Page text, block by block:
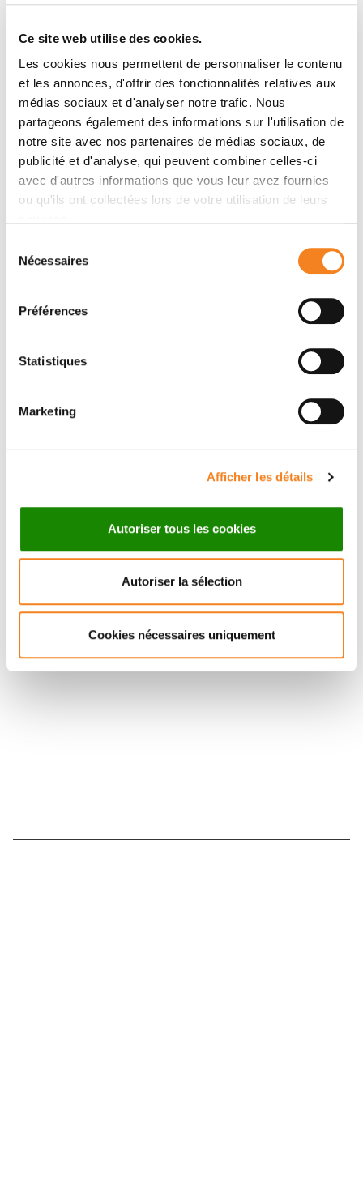
Ce site web utilise des cookies.
Les cookies nous permettent de personnaliser le contenu
et les annonces, d'offrir des fonctionnalités relatives aux
médias sociaux et d'analyser notre trafic. Nous
partageons également des informations sur l'utilisation de
notre site avec nos partenaires de médias sociaux, de
publicité et d'analyse, qui peuvent combiner celles-ci
avec d'autres informations que vous leur avez fournies
ou qu'ils ont collectées lors de votre utilisation de leurs
Nécessaires
Préférences
Statistiques
Marketing
Afficher les détails
Autoriser tous les cookies
Autoriser la sélection
Cookies nécessaires uniquement
Membres
INES ANNA
DRINNENBERG
CNRS
Suivez l'Institut Curie
Retrouvez notre actualité sur les réseaux
sociaux et en vous inscrivant à notre newsletter.